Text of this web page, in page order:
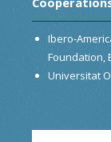
Ibero-
Foundation,
Universitat